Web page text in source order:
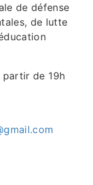
de défense
de lutte
de 19h